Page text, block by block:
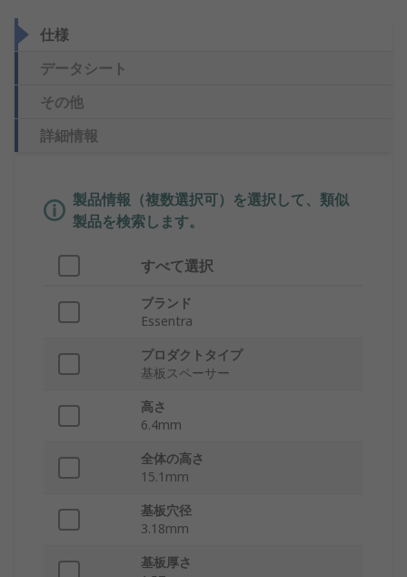
仕様
データシート
その他
詳細情報
製品情報（複数選択可）を選択して、類似
製品を検索します。
すべて選択
ブランド
Essentra
プロダクトタイプ
基板スペーサー
高さ
6.4mm
全体の高さ
15.1mm
基板穴径
3.18mm
基板厚さ